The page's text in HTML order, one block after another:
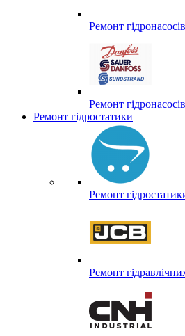
Ремонт
Ремонт
Ремонт гідростатики
Ремонт
Ремонт